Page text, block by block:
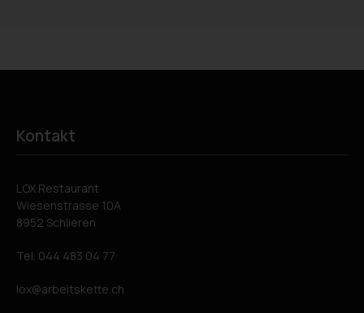
Kontakt
LOX Restaurant
Wiesenstrasse 10A
8952 Schlieren
Tel. 044 483 04 77
lox arbeitskette.ch